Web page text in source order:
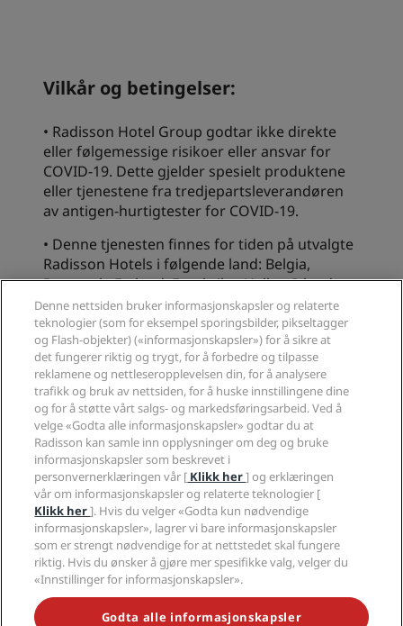
Vilkår og betingelser:
• Radisson Hotel Group godtar ikke direkte
eller følgemessige risikoer eller ansvar for
COVID-19. Dette gjelder spesielt produktene
eller tjenestene fra tredjepartsleverandøren
av antigen-hurtigtester for COVID-19.
• Denne tjenesten finnes for tiden på utvalgte
Radisson Hotels i følgende land: Belgia,
Danmark, Estland, Frankrike, Hellas, Irland,
Island, Italia, Latvia, Litauen, Malta, Moldova,
Nederland, Norge, Polen, Romania, Russland,
Sverige, Sveits, Storbritannia, Tyrkia, Tyskland
og Ungarn.
Kapasitetstabell
Denne nettsiden bruker informasjonskapsler og relaterte
teknologier (som for eksempel sporingsbilder, pikseltagger
og Flash-objekter) («informasjonskapsler») for å sikre at
det fungerer riktig og trygt, for å forbedre og tilpasse
reklamene og nettleseropplevelsen din, for å analysere
trafikk og bruk av nettsiden, for å huske innstillingene dine
og for å støtte vårt salgs- og markedsføringsarbeid. Ved å
velge «Godta alle informasjonskapsler» godtar du at
Radisson kan samle inn opplysninger om deg og bruke
informasjonskapsler som beskrevet i
personvernerklæringen vår [ Klikk her] og erklæringen
vår om informasjonskapsler og relaterte teknologier [
Klikk her]. Hvis du velger «Godta kun nødvendige
informasjonskapsler», lagrer vi bare informasjonskapsler
som er strengt nødvendige for at nettstedet skal fungere
riktig. Hvis du ønsker å gjøre mer spesifikke valg, velger du
«Innstillinger for informasjonskapsler».
Godta alle informasjonskapsler